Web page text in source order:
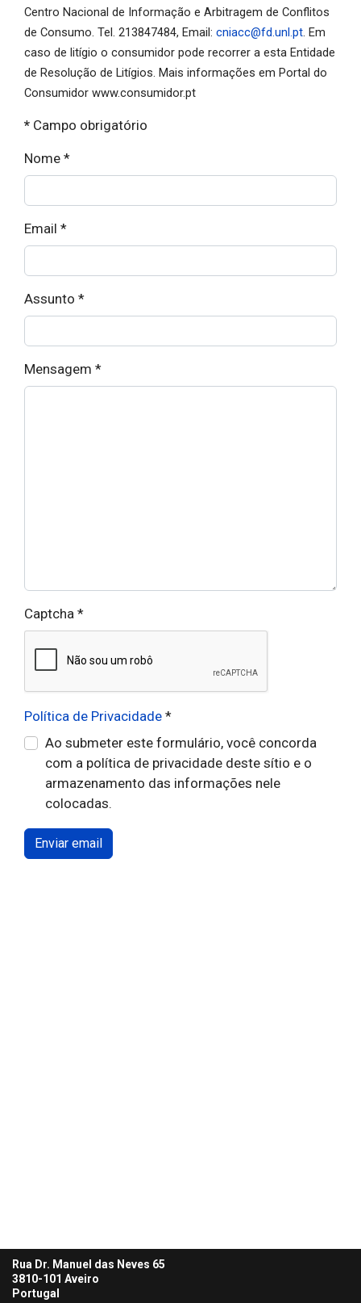
Centro Nacional de Informação e Arbitragem de Conflitos
de Consumo. Tel. 213847484, Email: cniacc@fd.unl.pt. Em
caso de litígio o consumidor pode recorrer a esta Entidade
de Resolução de Litígios. Mais informações em Portal do
Consumidor www.consumidor.pt
* Campo obrigatório
Nome *
Email *
Assunto *
Mensagem *
Captcha *
Política de Privacidade *
Ao submeter este formulário, você concorda
com a política de privacidade deste sítio e o
armazenamento das informações nele
colocadas.
Enviar email
Rua Dr. Manuel das Neves 65
3810-101 Aveiro
Portugal